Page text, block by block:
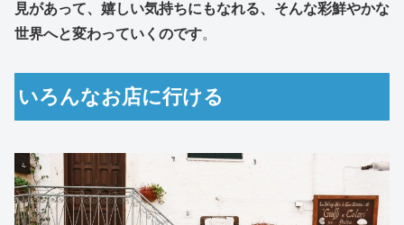
見があって、嬉しい気持ちにもなれる、そんな彩鮮やかな
世界へと変わっていくのです。
いろんなお店に行ける